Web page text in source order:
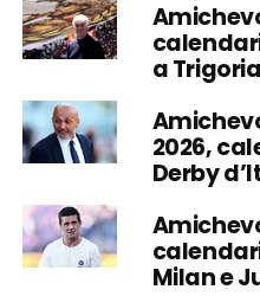
a
2026,
Derby
Milan e